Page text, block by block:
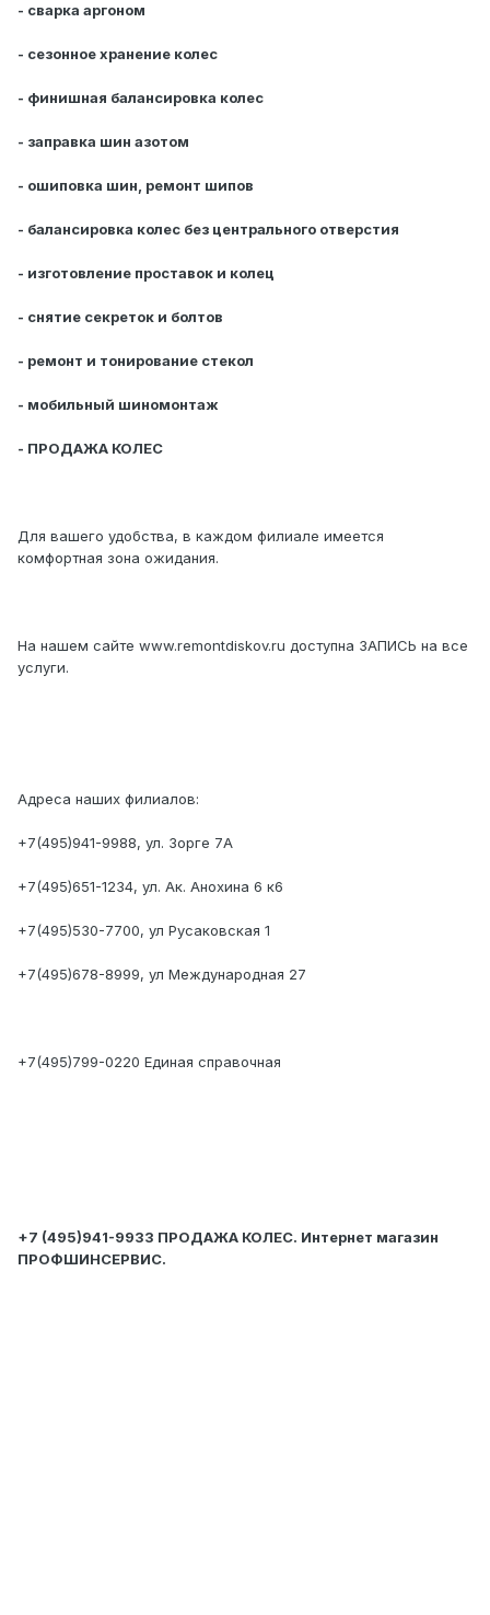
- сварка аргоном
- сезонное хранение колес
- финишная балансировка колес
- заправка шин азотом
- ошиповка шин, ремонт шипов
- балансировка колес без центрального отверстия
- изготовление проставок и колец
- снятие секреток и болтов
- ремонт и тонирование стекол
- мобильный шиномонтаж
- ПРОДАЖА КОЛЕС
Для вашего удобства, в каждом филиале имеется
комфортная зона ожидания.
На нашем сайте www.remontdiskov.ru доступна ЗАПИСЬ на все
услуги.
Адреса наших филиалов:
+7(495)941-9988, ул. Зорге 7А
+7(495)651-1234, ул. Ак. Анохина 6 к6
+7(495)530-7700, ул Русаковская 1
+7(495)678-8999, ул Международная 27
+7(495)799-0220 Единая справочная
+7 (495)941-9933 ПРОДАЖА КОЛЕС. Интернет магазин
ПРОФШИНСЕРВИС.